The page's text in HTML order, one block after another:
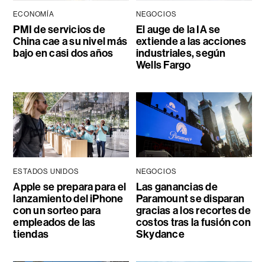
ECONOMÍA
PMI de servicios de
China cae a su nivel más
bajo en casi dos años
NEGOCIOS
El auge de la IA se
extiende a las acciones
industriales, según
Wells Fargo
ESTADOS UNIDOS
Apple se prepara para el
lanzamiento del iPhone
con un sorteo para
empleados de las
tiendas
NEGOCIOS
Las ganancias de
Paramount se disparan
gracias a los recortes de
costos tras la fusión con
Skydance